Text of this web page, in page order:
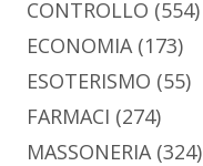
CONTROLLO (554)
ECONOMIA(173)
ESOTERISMO (55)
FARMACI (274)
MASSONERIA(324)